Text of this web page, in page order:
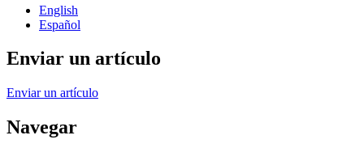
English
Español
Enviar un artículo
Enviar un artículo
Navegar